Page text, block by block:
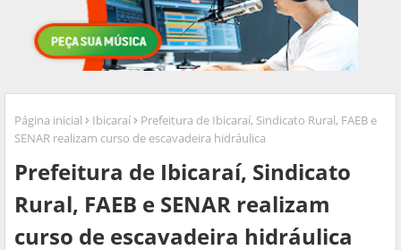
Página inicial Ibicaraí
Prefeitura de Ibicaraí, Sindicato Rural, FAEB e
SENAR realizam curso de escavadeira hidráulica
Prefeitura de Ibicaraí, Sindicato
Rural, FAEB e SENAR realizam
curso de escavadeira hidráulica